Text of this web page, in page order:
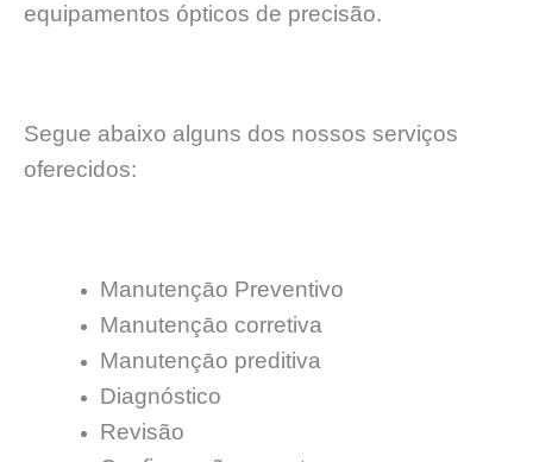
equipamentos ópticos de precisão.
Segue abaixo alguns dos nossos serviços
oferecidos:
Manutençāo Preventivo
Manutençāo corretiva
Manutençāo preditiva
Diagnóstico
Revisão